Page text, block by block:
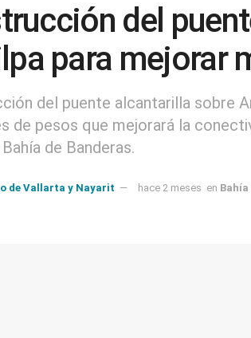
del
para mejorar
del puente alcantarilla sobre
de pesos que mejorará la
de Banderas.
de Vallarta y Nayarit hace 2 meses en Bahía